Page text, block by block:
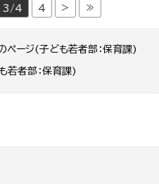
ページ(子ども若者部：保育課)
若者部：保育課)
3/4 4 > ≫